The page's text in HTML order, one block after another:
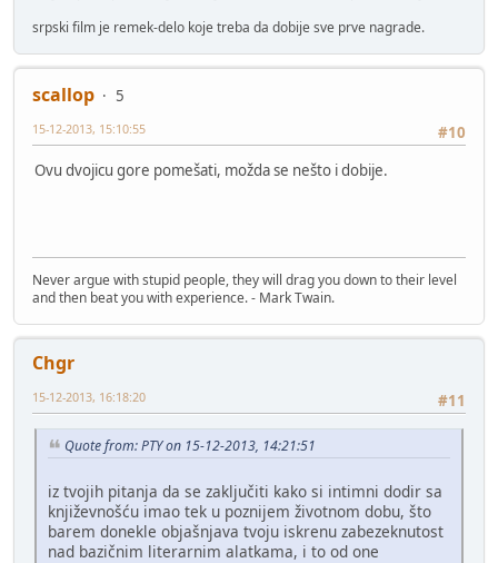
srpski film je remek-delo koje treba da dobije sve prve nagrade.
scallop
5
#10
15-12-2013, 15:10:55
Ovu dvojicu gore pomešati, možda se nešto i dobije.
Never argue with stupid people, they will drag you down to their level
and then beat you with experience. - Mark Twain.
Chgr
#11
15-12-2013, 16:18:20
Quote from: PTY on 15-12-2013, 14:21:51
iz tvojih pitanja da se zaključiti kako si intimni dodir sa
književnošću imao tek u poznijem životnom dobu, što
barem donekle objašnjava tvoju iskrenu zabezeknutost
nad bazičnim literarnim alatkama, i to od one